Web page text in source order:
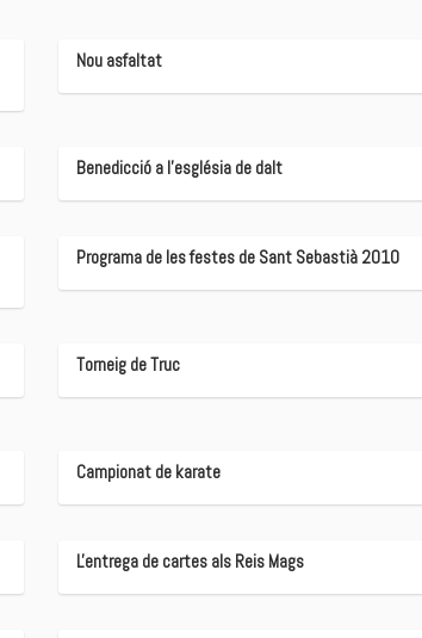
Nou asfaltat
Benedicció a l'església de dalt
Programa de les festes de Sant Sebastià 2010
Torneig de Truc
Campionat de karate
L'entrega de cartes als Reis Mags